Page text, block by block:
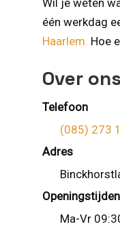
één werkdag
Haarlem. Hoe
Over
Telefoon
(085) 273
Adres
Openingstijden
Ma-Vr